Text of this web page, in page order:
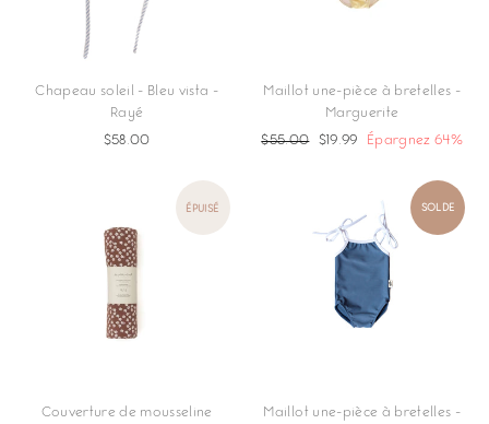
Chapeau soleil - Bleu vista -
Rayé
$58.00
Maillot une-pièce à bretelles -
Marguerite
Prix
$55.00
Prix
$19.99 Épargnez 64%
ÉPUISÉ
Couverture de mousseline
SOLDE
Maillot une-pièce à bretelles -